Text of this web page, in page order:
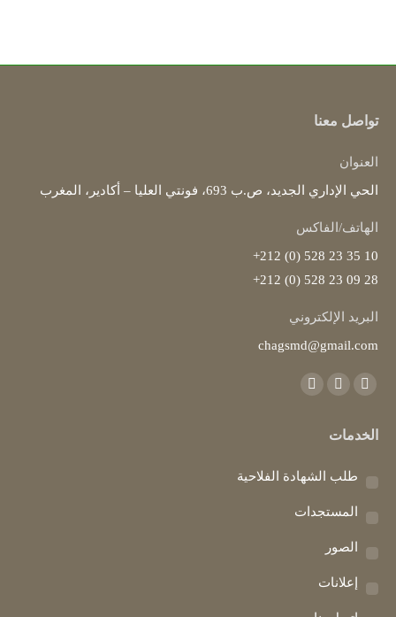
تواصل معنا
العنوان
الحي الإداري الجديد، ص.ب 693، فونتي العليا – أكادير، المغرب
الهاتف/الفاكس
10 35 23 528 (0) 212+
28 09 23 528 (0) 212+
البريد الإلكتروني
chagsmd@gmail.com
Find us on:
Facebook
opens
new
window
YouTube
opens
new
window
Instagram
new
window
الخدمات
طلب الشهادة الفلاحية
المستجدات
الصور
إعلانات